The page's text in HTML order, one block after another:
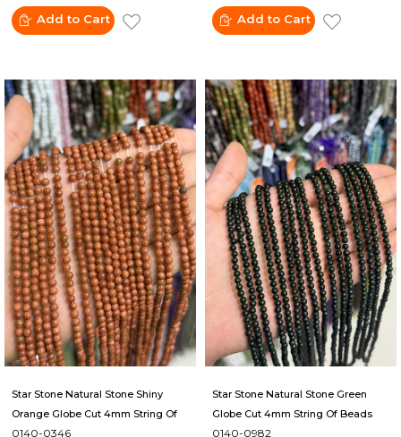
Add to Cart Add to Cart
Star Stone Natural Stone Shiny
Orange Globe Cut 4mm String Of
Beads
0140-0346
Star Stone Natural Stone Green
Globe Cut 4mm String Of Beads
0140-0982